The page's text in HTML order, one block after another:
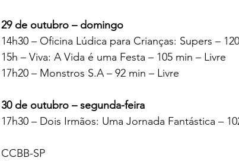
29 de outubro – domingo
14h30 – Oficina Lúdica para Crianças: Supers –
15h – Viva: A Vida é uma Festa – 105 min – Livre
17h20 – Monstros S.A – 92 min – Livre
30 de outubro – segunda-feira
17h30 – Dois Irmãos: Uma Jornada Fantástica –
CCBB-SP